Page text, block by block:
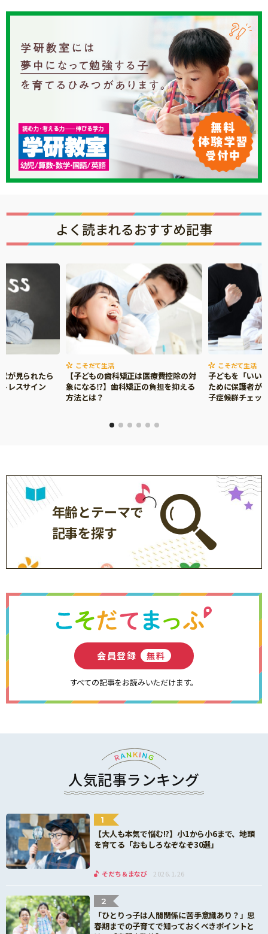
よく読まれるおすすめ記事
が見られたら
レスサイン
こそだて生活
【子どもの歯科矯正は医療費控除の対
象になる⁉】歯科矯正の負担を抑える
方法とは？
こそだて生活
子どもを「いい
ために保護者が
子症候群チェッ
年齢とテーマで
記事を探す
会員登録 無料
すべての記事をお読みいただけます。
人気記事ランキング
1
【大人も本気で悩む!?】小1から小6まで、地頭
を育てる「おもしろなぞなぞ30選」
そだち＆まなび 2026.1.26
2
「ひとりっ子は人間関係に苦手意識あり？」思
春期までの子育てで知っておくべきポイントと